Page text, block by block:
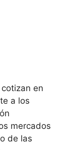
en
​a los
mercados
de las